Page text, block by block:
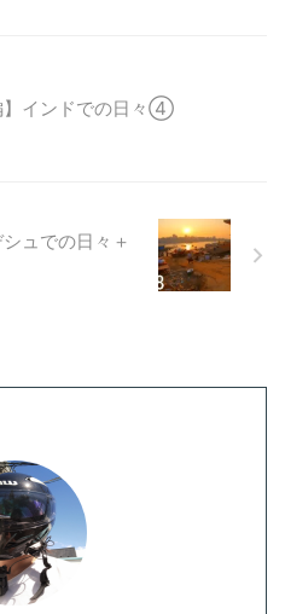
】インドでの日々④
ュでの日々＋